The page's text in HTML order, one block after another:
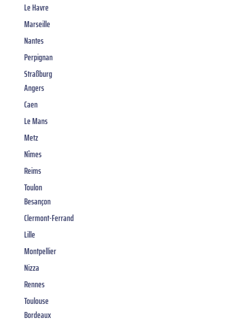
Le Havre
Marseille
Nantes
Perpignan
Straßburg
Angers
Caen
Le Mans
Metz
Nîmes
Reims
Toulon
Besançon
Clermont-Ferrand
Lille
Montpellier
Nizza
Rennes
Toulouse
Bordeaux